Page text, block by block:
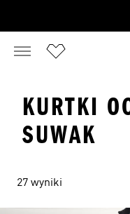
KURTKI
SUWAK
27 wyniki